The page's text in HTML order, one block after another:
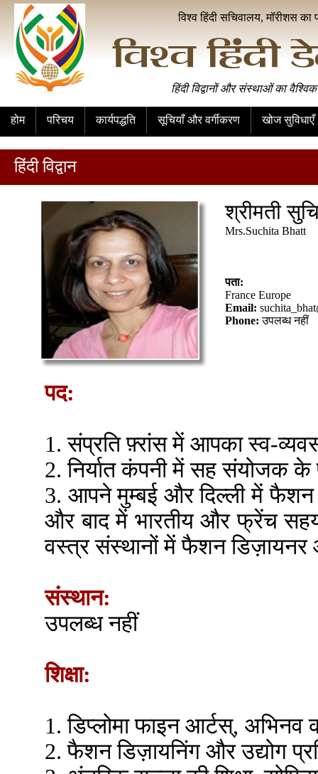
विश्व हिंदी सचिवालय, मॉरीशस का
हिंदी विद्वानों और संस्थाओं का
होम परिचय कार्यपद्धति सूचियाँ और वर्गीकरण खोज सुविधाएँ
हिंदी विद्वान
श्रीमती
Mrs.Suchita Bhatt
पता:
France Europe
Email:
Phone:उपलब्ध नहीं
पद:
1. संप्रति फ़्रांस में आपका स्व-
2. निर्यात कंपनी में सह संयोजक के
3. आपने मुम्बई और दिल्ली में
और बाद में भारतीय और फ्रेंच
वस्त्र संस्थानों में फैशन
संस्थान:
उपलब्ध नहीं
शिक्षा:
1. डिप्लोमा फाइन आर्टस्, अभिनव
2. फैशन डिज़ायनिंग और उद्योग